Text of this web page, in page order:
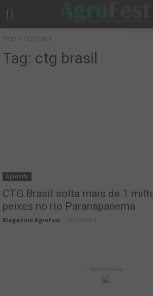
Tags Ctg brasil
Tag: ctg brasil
AgroInfo
CTG Brasil solta mais de 1
peixes no rio Paranapanema
Magazine AgroFest 25/03/2024
- Advertisment -